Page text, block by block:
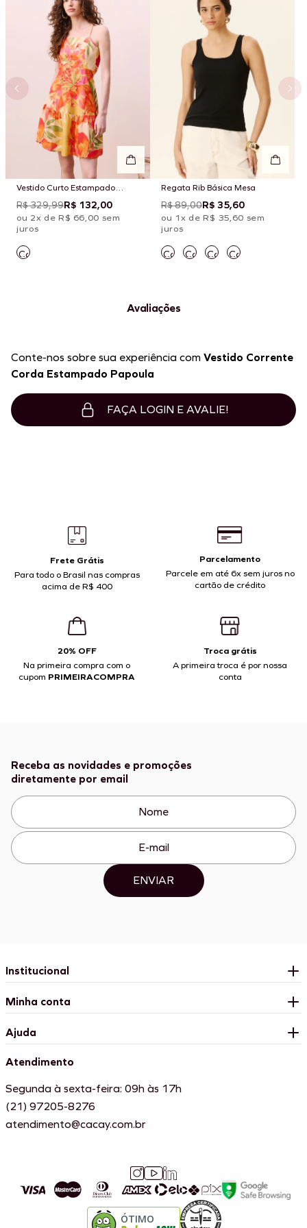
Vestido Curto Estampado
Carimbó
R$ 329,99R$ 132,00
ou 2x de R$ 66,00 sem
juros
Regata Rib Básica Mesa
R$ 89,00R$ 35,60
ou 1x de R$ 35,60 sem
juros
Avaliações
Conte-nos sobre sua experiência com Vestido Corrente
Corda Estampado Papoula
FAÇA LOGIN E AVALIE!
Frete Grátis
Para todo o Brasil nas compras
acima de R$ 400
Parcelamento
Parcele em até 6x sem juros no
cartão de crédito
20% OFF
Na primeira compra com o
cupom PRIMEIRACOMPRA
Troca grátis
A primeira troca é por nossa
conta
Receba as novidades e promoções
diretamente por email
ENVIAR
Institucional
Minha conta
Ajuda
Atendimento
Segunda à sexta-feira: 09h às 17h
(21) 97205-8276
atendimento@cacay.com.br
ÓTIMO